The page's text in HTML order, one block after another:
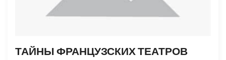
ТАЙНЫ ФРАНЦУЗСКИХ ТЕАТРОВ